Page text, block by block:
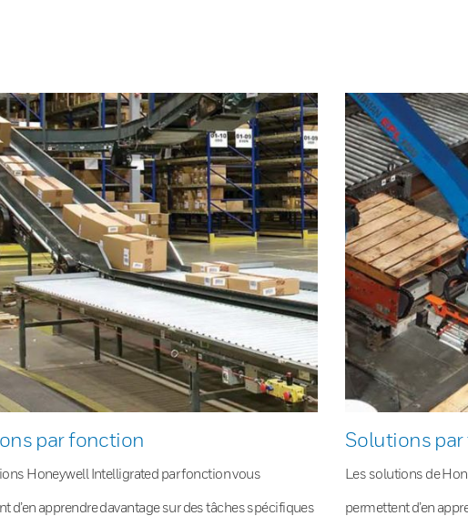
par fonction
Honeywell Intelligrated par fonction vous
d’en apprendre davantage sur des tâches spécifiques
Solutions
Les solutions de
permettent d’en